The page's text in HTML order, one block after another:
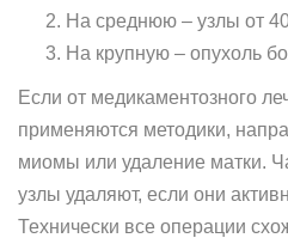
На среднюю – узлы от
На крупную – опухоль
Если от медикаментозного
применяются методики,
миомы или удаление матки.
узлы удаляют, если они
Технически все операции